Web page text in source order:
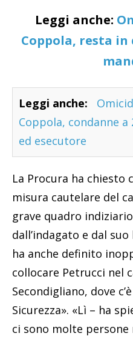
Leggi anche:
Coppola, resta
Leggi anche:
Coppola, condanne
ed esecutore
La Procura ha chiesto
misura cautelare del
grave quadro
dall’indagato e dal suo
ha anche definito
collocare Petrucci nel
Secondigliano, dove
Sicurezza». «Lì – ha
ci sono molte persone